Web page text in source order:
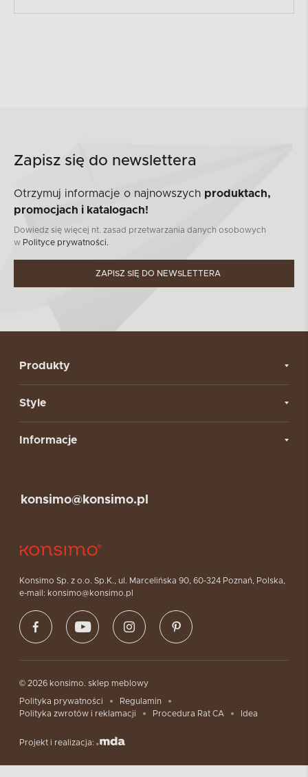
Zapisz się do newslettera
Otrzymuj informacje o najnowszych produktach,
promocjach i katalogach!
Dowiedz się więcej nt. zasad przetwarzania danych osobowych
w Polityce prywatności.
ZAPISZ SIĘ DO NEWSLETTERA
Produkty
Style
Informacje
Konsimo Sp. z o.o. Sp.K., ul. Marcelińska 90, 60-324 Poznań, Polska,
e-mail: konsimo@konsimo.pl
konsimo@konsimo.pl
© 2026 konsimo. sklep meblowy
Polityka prywatności
Regulamin
Polityka zwrotów i reklamacji
Procedura Rat CA Idea
Projekt i realizacja: